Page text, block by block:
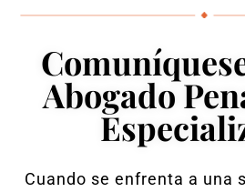
Abogado
Cuando se enfrenta a una